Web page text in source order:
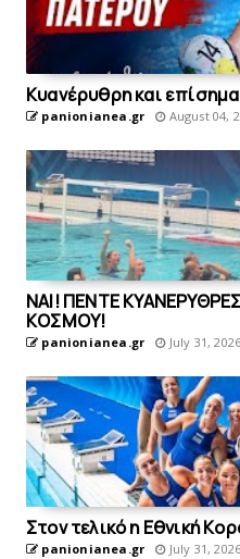
Kυανέρυθρη και
panionianea.gr August 04,
ΝΑΙ! ΠΕΝΤΕ
ΚOΣΜΟΥ!
panionianea.gr July 31, 2026
Στον τελικό η Eθνική
panionianea.gr July 31, 2026